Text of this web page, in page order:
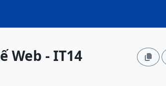
Web - IT14 